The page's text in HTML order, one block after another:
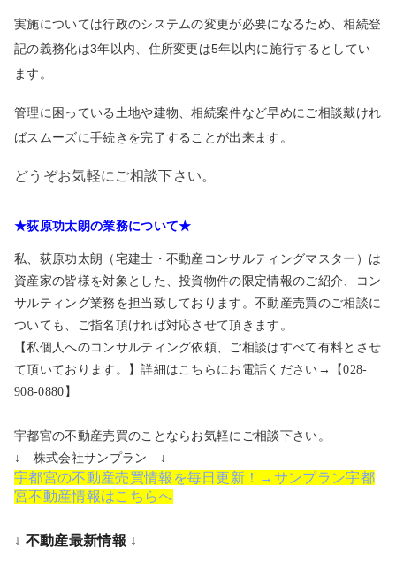
実施については行政のシステムの変更が必要になるため、相続登
記の義務化は3年以内、住所変更は5年以内に施行するとしてい
ます。
管理に困っている土地や建物、相続案件など早めにご相談戴けれ
ばスムーズに手続きを完了することが出来ます。
どうぞお気軽にご相談下さい。
★荻原功太朗の業務について★
私、荻原功太朗（宅建士・不動産コンサルティングマスター）は
資産家の皆様を対象とした、投資物件の限定情報のご紹介、コン
サルティング業務を担当致しております。不動産売買のご相談に
ついても、ご指名頂ければ対応させて頂きます。
【私個人へのコンサルティング依頼、ご相談はすべて有料とさせ
て頂いております。】詳細はこちらにお電話ください→【028-
908-0880】
宇都宮の不動産売買のことならお気軽にご相談下さい。
↓ 株式会社サンプラン ↓
宇都宮の不動産売買情報を毎日更新！→サンプラン宇都
宮不動産情報はこちらへ
↓ 不動産最新情報 ↓